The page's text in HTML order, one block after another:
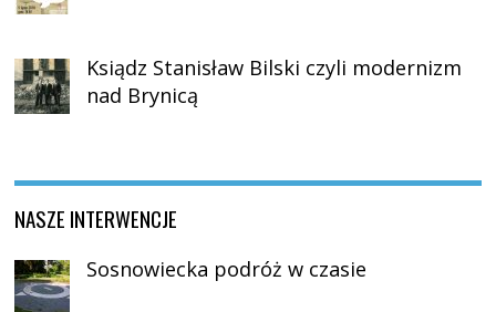
Ksiądz Stanisław Bilski czyli modernizm
nad Brynicą
NASZE INTERWENCJE
Sosnowiecka podróż w czasie